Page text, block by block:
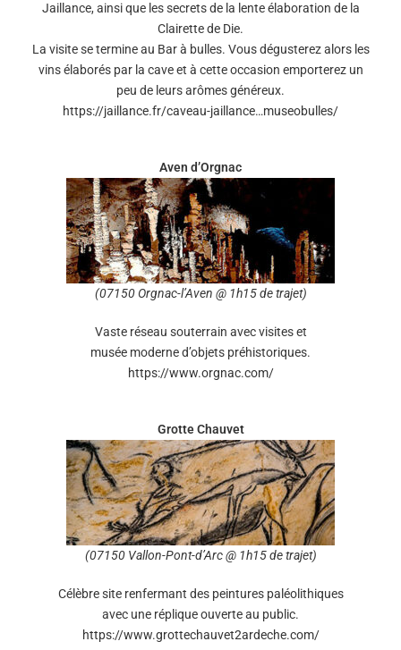
Jaillance, ainsi que les secrets de la lente élaboration de la
Clairette de Die.
La visite se termine au Bar à bulles. Vous dégusterez alors les
vins élaborés par la cave et à cette occasion emporterez un
peu de leurs arômes généreux.
https://jaillance.fr/caveau-jaillance…museobulles/
Aven d’Orgnac
(07150 Orgnac-l’Aven @ 1h15 de trajet)
Vaste réseau souterrain avec visites et
musée moderne d’objets préhistoriques.
https://www.orgnac.com/
Grotte Chauvet
(07150 Vallon-Pont-d’Arc @ 1h15 de trajet)
Célèbre site renfermant des peintures paléolithiques
avec une réplique ouverte au public.
https://www.grottechauvet2ardeche.com/